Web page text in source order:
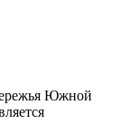
Южной